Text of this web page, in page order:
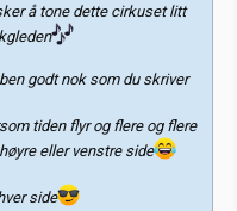
å tone dette cirkuset litt
godt nok som du skriver
tiden flyr og flere og flere
eller venstre side
side